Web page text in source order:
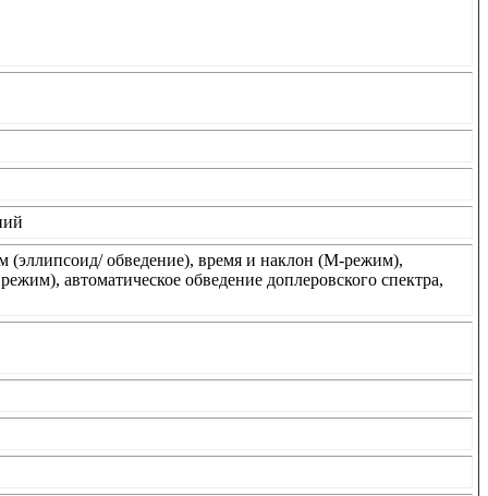
(эллипсоид/ обведение), время и наклон (М-режим),
автоматическое обведение доплеровского спектра,